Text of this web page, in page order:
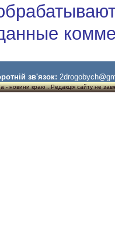
зв'язок:
краю . Редакція сайту не